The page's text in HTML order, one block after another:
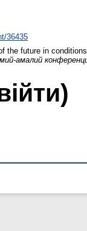
36435
the future in
амалий